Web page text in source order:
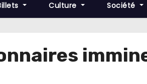
Culture Société